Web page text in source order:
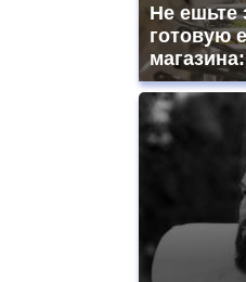
Не ешьте
готовую